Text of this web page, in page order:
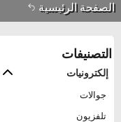
الصفحة الرئيسية
التصنيفات
إلكترونيات
جوالات
تلفزيون